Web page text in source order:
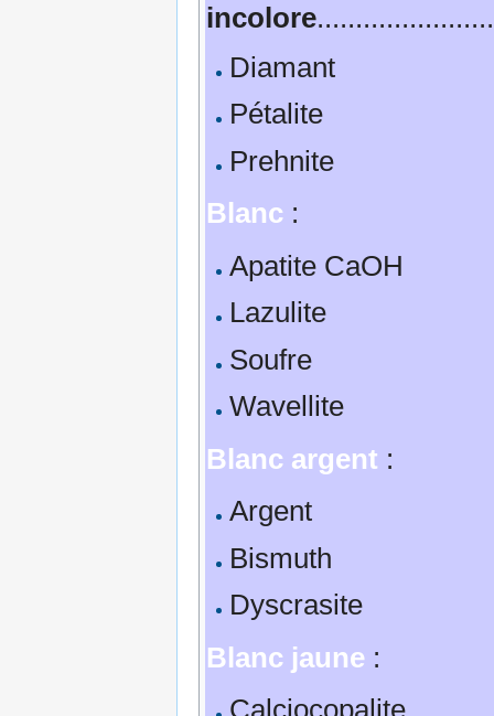
incolore
Diamant
Pétalite
Prehnite
Blanc :
Apatite CaOH
Lazulite
Soufre
Wavellite
Blanc argent :
Argent
Bismuth
Dyscrasite
Blanc jaune :